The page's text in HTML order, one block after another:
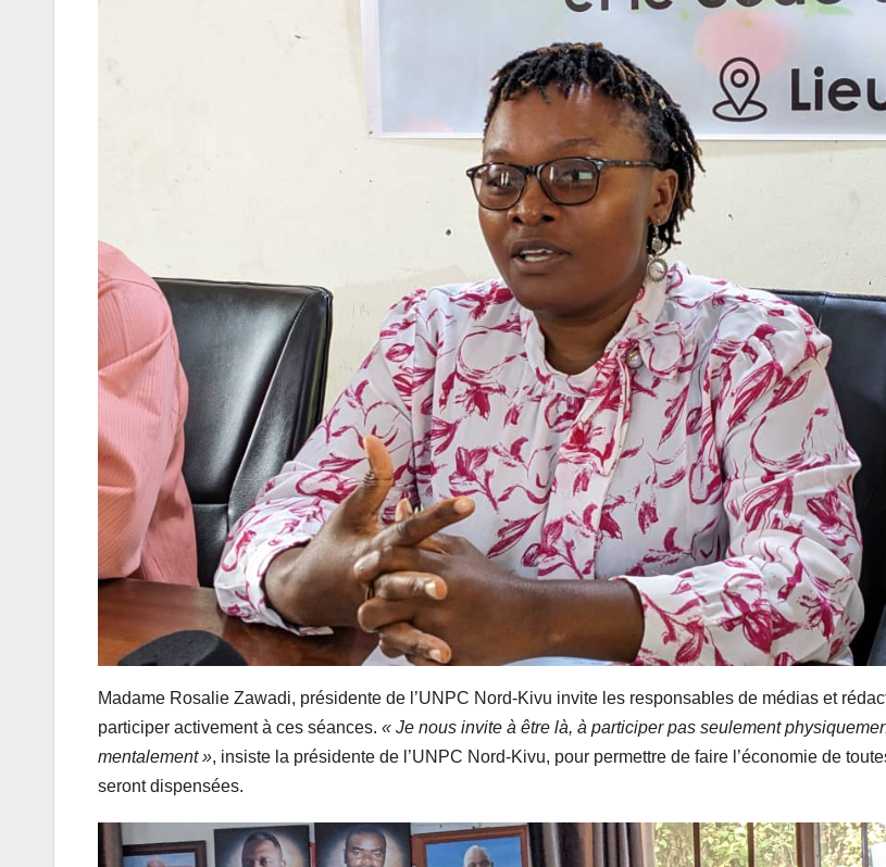
Madame Rosalie Zawadi, présidente de l’UNPC Nord-Kivu invite les responsables de médias et
participer activement à ces séances. « Je nous invite à être là, à participer pas seulement
mentalement », insiste la présidente de l’UNPC Nord-Kivu, pour permettre de faire l’économie de
seront dispensées.